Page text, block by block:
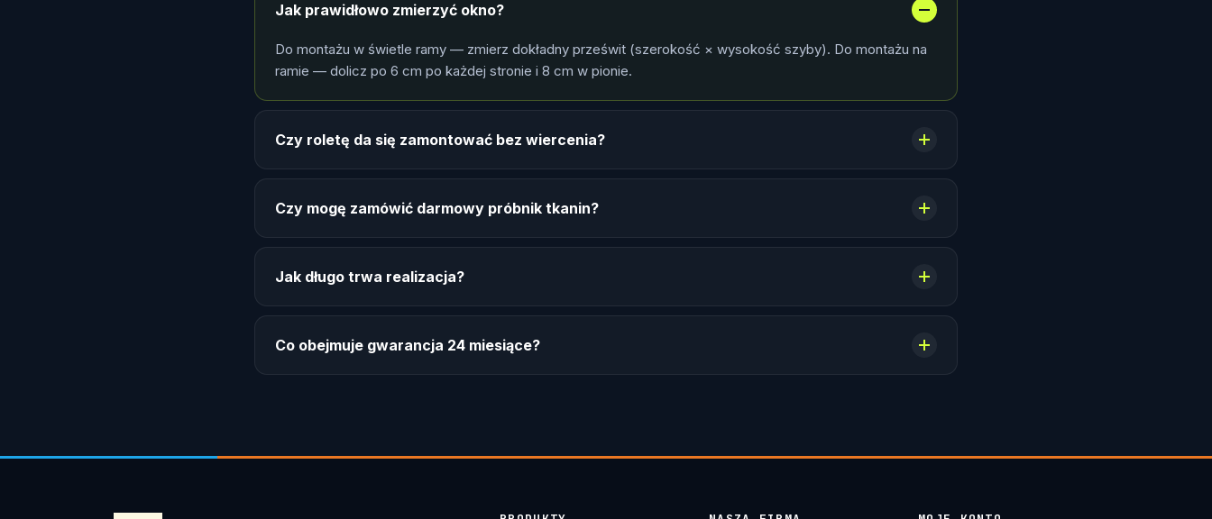
Jak prawidłowo zmierzyć okno?
Do montażu w świetle ramy — zmierz dokładny prześwit (szerokość × wysokość szyby). Do montażu na
ramie — dolicz po 6 cm po każdej stronie i 8 cm w pionie.
Czy roletę da się zamontować bez wiercenia?
Czy mogę zamówić darmowy próbnik tkanin?
Jak długo trwa realizacja?
Co obejmuje gwarancja 24 miesiące?